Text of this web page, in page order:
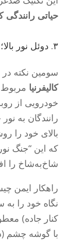
حیاتی رانندگی
۳. دوئل نور بالا؛ نگاهت را بدزد
سومین نکته
کالیفرنیا
خودرویی از
رانندگان به
که این “جنگ
شاخ‌به‌شاخ را
راهکار ایمن
نگاه خود را
کنار جاده)
با گوشه چشم